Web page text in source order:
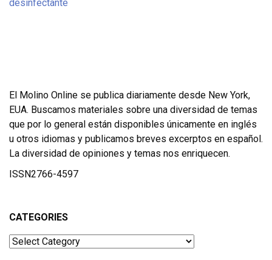
El Molino Online se publica diariamente desde New York,
EUA. Buscamos materiales sobre una diversidad de temas
que por lo general están disponibles únicamente en inglés
u otros idiomas y publicamos breves excerptos en español.
La diversidad de opiniones y temas nos enriquecen.
ISSN2766-4597
CATEGORIES
Categories